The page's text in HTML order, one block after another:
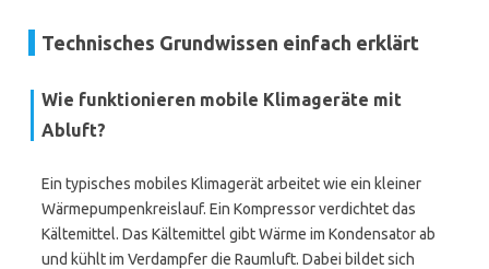
Technisches Grundwissen einfach erklärt
Wie funktionieren mobile Klimageräte mit
Abluft?
Ein typisches mobiles Klimagerät arbeitet wie ein kleiner
Wärmepumpenkreislauf. Ein Kompressor verdichtet das
Kältemittel. Das Kältemittel gibt Wärme im Kondensator ab
und kühlt im Verdampfer die Raumluft. Dabei bildet sich